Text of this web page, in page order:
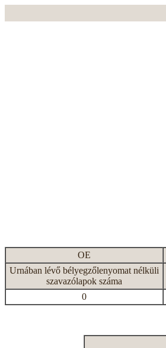
OE
Urnában lévő bélyegzőlenyomat nélküli
szavazólapok száma
0